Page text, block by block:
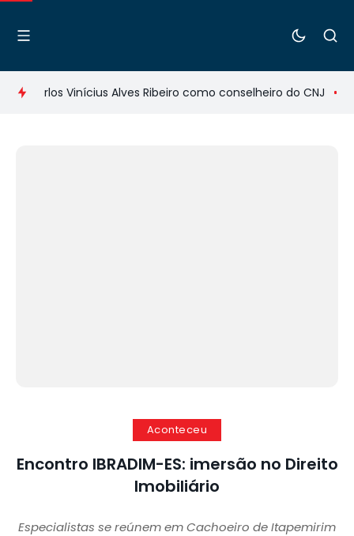
Vinícius Alves Ribeiro como conselheiro do CNJ IAB
Aconteceu
Encontro IBRADIM-ES: imersão no Direito
Imobiliário
Especialistas se reúnem em Cachoeiro de Itapemirim